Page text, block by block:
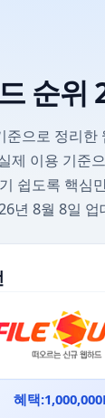
순위
으로 정리
제 이용 기준
쉽도록 핵심
년 8월 8일 업
혜택